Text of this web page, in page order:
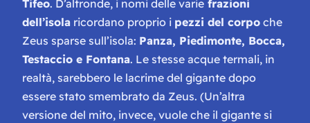
Tifeo. D’altronde, i nomi delle varie frazioni
dell’isola ricordano proprio i pezzi del corpo che
Zeus sparse sull’isola: Panza, Piedimonte, Bocca,
Testaccio e Fontana. Le stesse acque termali, in
realtà, sarebbero le lacrime del gigante dopo
essere stato smembrato da Zeus. (Un’altra
versione del mito, invece, vuole che il gigante si